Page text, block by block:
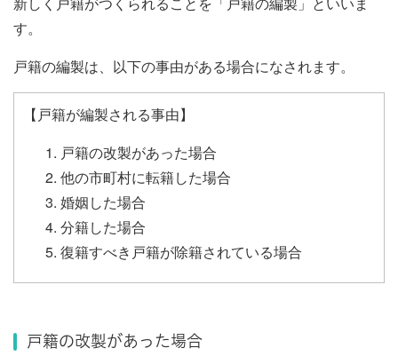
す。
戸籍の編製は、以下の事由がある場合になされます。
【戸籍が編製される事由】
戸籍の改製があった場合
他の市町村に転籍した場合
婚姻した場合
分籍した場合
復籍すべき戸籍が除籍されている場合
戸籍の改製があった場合